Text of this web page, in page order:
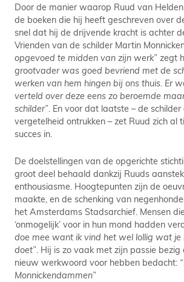
Door de manier waarop Ruud van
de boeken die hij heeft geschreven over
snel dat hij de drijvende kracht is achter
Vrienden van de schilder Martin
opgevoed te midden van zijn werk” zegt
grootvader was goed bevriend met de
werken van hem hingen bij ons thuis. Er
verteld over deze eens zo beroemde
schilder”. En voor dat laatste – de
vergetelheid ontrukken – zet Ruud zich al
succes in.
De doelstellingen van de opgerichte
groot deel behaald dankzij Ruuds
enthousiasme. Hoogtepunten zijn de
maakte, en de schenking van
het Amsterdams Stadsarchief. Mensen
‘onmogelijk’ voor in hun mond hadden
doe mee want ik vind het wel lollig wat je
doet”. Hij is zo vaak met zijn passie
nieuw werkwoord voor hebben bedacht:
Monnickendammen”